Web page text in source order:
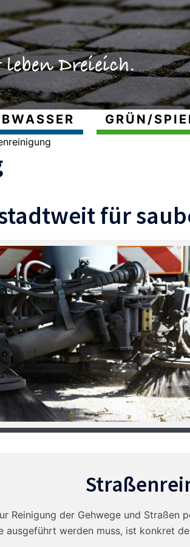
GRÜN/
für
Reinigung der Gehwege und Straßen
ausgeführt werden muss, ist konkret